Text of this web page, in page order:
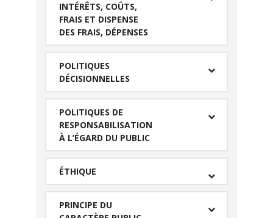
INTÉRÊTS, COÛTS,
FRAIS ET DISPENSE
DES FRAIS, DÉPENSES
POLITIQUES
DÉCISIONNELLES
POLITIQUES DE
RESPONSABILISATION
À L’ÉGARD DU PUBLIC
ÉTHIQUE
PRINCIPE DU